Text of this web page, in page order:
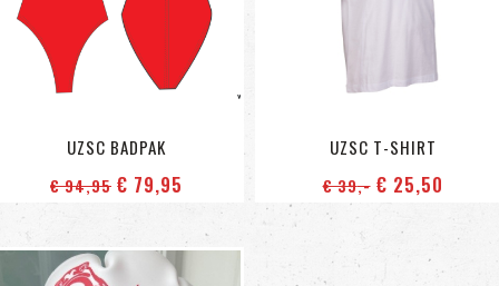
UZSC BADPAK
€ 94,95 € 79,95
UZSC T-SHIRT
€ 39,-€ 25,50